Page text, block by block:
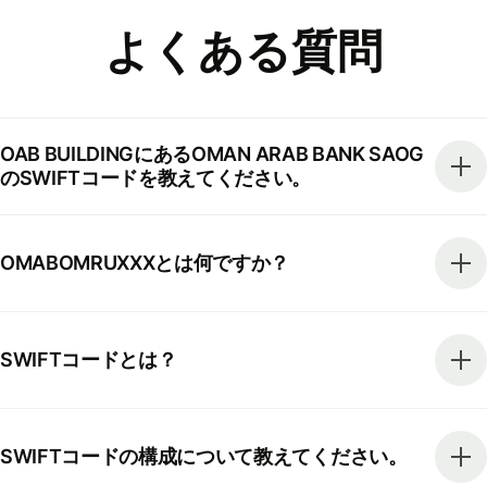
よくある質問
OAB BUILDINGにあるOMAN ARAB BANK SAOG
のSWIFTコードを教えてください。
OMABOMRUXXXとは何ですか？
SWIFTコードとは？
SWIFTコードの構成について教えてください。